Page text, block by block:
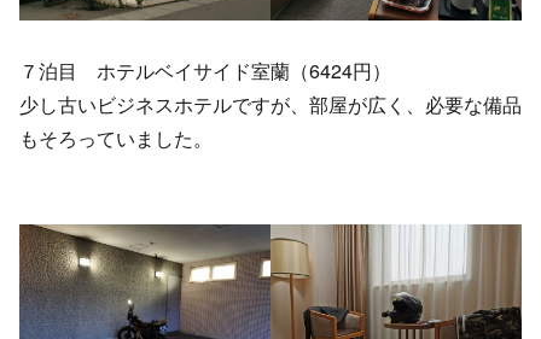
７泊目 ホテルベイサイド室蘭（6424円）
少し古いビジネスホテルですが、部屋が広く、必要な備品
もそろっていました。